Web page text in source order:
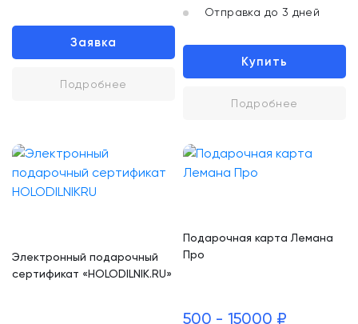
Заявка
Подробнее
Отправка до 3 дней
Купить
Подробнее
Электронный подарочный
сертификат «HOLODILNIK.RU»
Подарочная карта Лемана
Про
500 - 15000 ₽